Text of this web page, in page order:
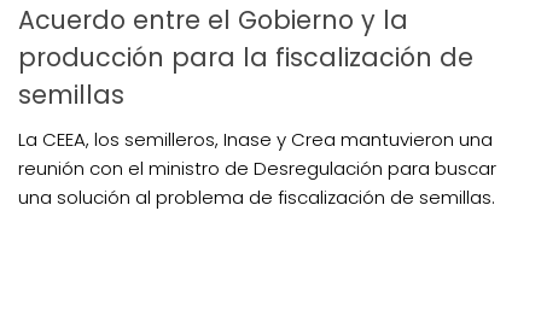
Acuerdo entre el Gobierno y la
producción para la fiscalización de
semillas
La CEEA, los semilleros, Inase y Crea mantuvieron una
reunión con el ministro de Desregulación para buscar
una solución al problema de fiscalización de semillas.